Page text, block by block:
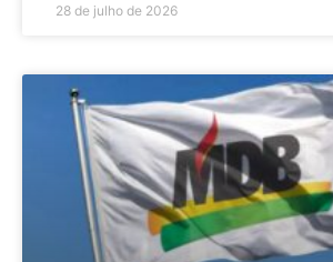
28 de julho de 2026